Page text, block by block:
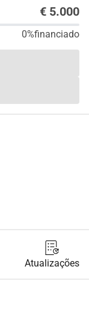
€ 5.000
0%financiado
Atualizações